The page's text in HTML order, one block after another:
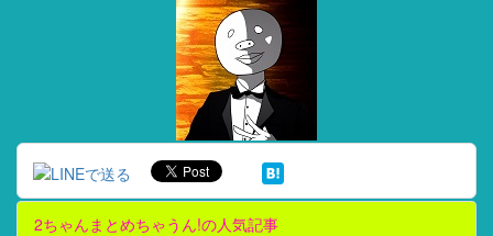
2ちゃんまとめちゃうん!の人気記事